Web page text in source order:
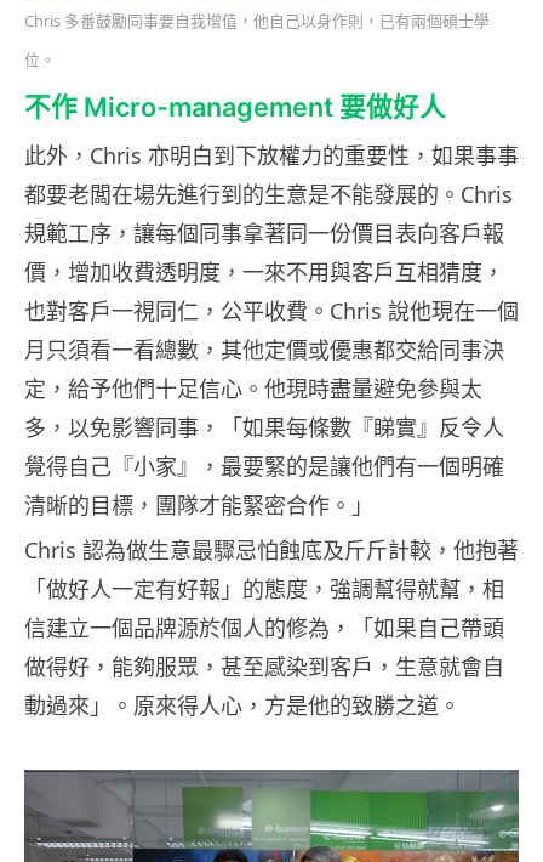
Chris 多番鼓勵同事要自我增值，他自己以身作則，已有兩個碩士學
位。
不作 Micro-management 要做好人
此外，Chris 亦明白到下放權力的重要性，如果事事
都要老闆在場先進行到的生意是不能發展的。Chris
規範工序，讓每個同事拿著同一份價目表向客戶報
價，增加收費透明度，一來不用與客戶互相猜度，
也對客戶一視同仁，公平收費。Chris 說他現在一個
月只須看一看總數，其他定價或優惠都交給同事決
定，給予他們十足信心。他現時盡量避免參與太
多，以免影響同事，「如果每條數『睇實』反令人
覺得自己『小家』，最要緊的是讓他們有一個明確
清晰的目標，團隊才能緊密合作。」
Chris 認為做生意最驟忌怕蝕底及斤斤計較，他抱著
「做好人一定有好報」的態度，強調幫得就幫，相
信建立一個品牌源於個人的修為，「如果自己帶頭
做得好，能夠服眾，甚至感染到客戶，生意就會自
動過來」。原來得人心，方是他的致勝之道。